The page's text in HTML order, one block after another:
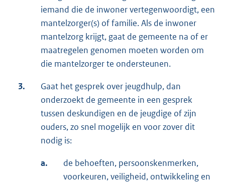
iemand die de inwoner vertegenwoordigt, een
mantelzorger(s) of familie. Als de inwoner
mantelzorg krijgt, gaat de gemeente na of er
maatregelen genomen moeten worden om
die mantelzorger te ondersteunen.
3.
Gaat het gesprek over jeugdhulp, dan
onderzoekt de gemeente in een gesprek
tussen deskundigen en de jeugdige of zijn
ouders, zo snel mogelijk en voor zover dit
nodig is:
a.
de behoeften, persoonskenmerken,
voorkeuren, veiligheid, ontwikkeling en